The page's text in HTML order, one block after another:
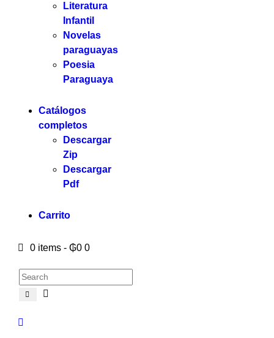
Literatura
Infantil
Novelas
paraguayas
Poesia
Paraguaya
Catálogos
completos
Descargar
Zip
Descargar
Pdf
Carrito
0 items - ₲0 0